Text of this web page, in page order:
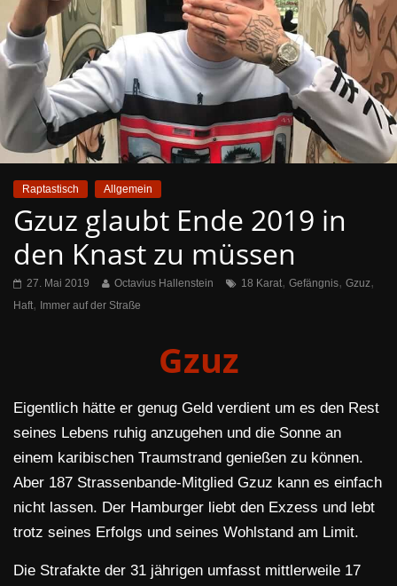
Raptastisch Allgemein
Gzuz glaubt Ende 2019 in
den Knast zu müssen
27. Mai 2019 Octavius Hallenstein 18 Karat, Gefängnis, Gzuz,
Haft, Immer auf der Straße
Gzuz
Eigentlich hätte er genug Geld verdient um es den Rest
seines Lebens ruhig anzugehen und die Sonne an
einem karibischen Traumstrand genießen zu können.
Aber 187 Strassenbande-Mitglied Gzuz kann es einfach
nicht lassen. Der Hamburger liebt den Exzess und lebt
trotz seines Erfolgs und seines Wohlstand am Limit.
Die Strafakte der 31 jährigen umfasst mittlerweile 17